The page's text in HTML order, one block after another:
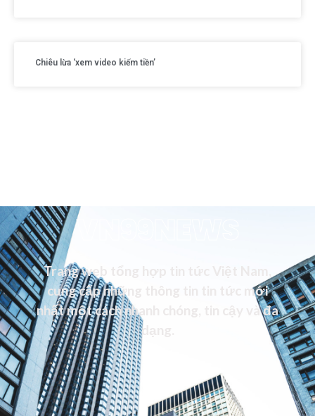
Chiêu lừa ‘xem video kiếm tiền’
VN99NEWS
Trang web tổng hợp tin tức Việt Nam,
cung cấp những thông tin tin tức mới
nhất một cách nhanh chóng, tin cậy và đa
dạng.